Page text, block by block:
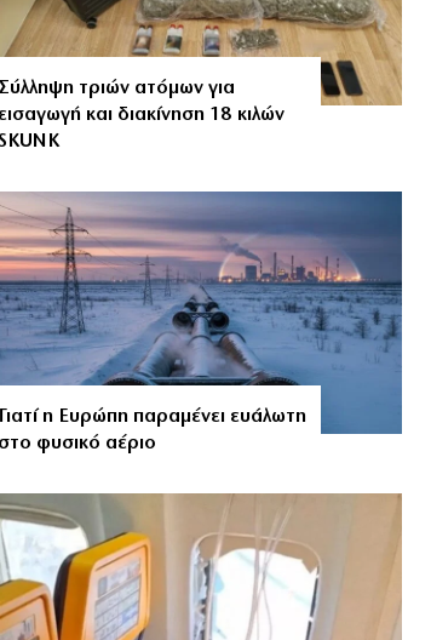
Σύλληψη τριών ατόμων για
εισαγωγή και διακίνηση 18 κιλών
Γιατί η Ευρώπη παραμένει ευάλωτη
στο φυσικό αέριο